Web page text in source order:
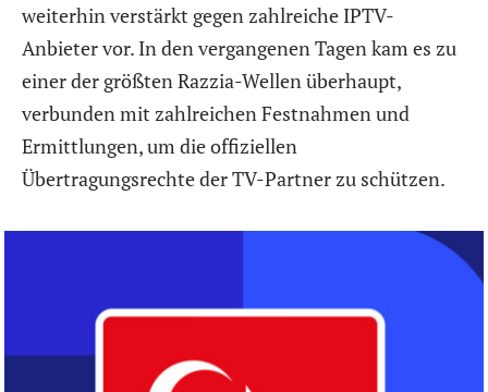
weiterhin verstärkt gegen zahlreiche IPTV-
Anbieter vor. In den vergangenen Tagen kam es zu
einer der größten Razzia-Wellen überhaupt,
verbunden mit zahlreichen Festnahmen und
Ermittlungen, um die offiziellen
Übertragungsrechte der TV-Partner zu schützen.